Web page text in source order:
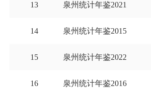
13 泉州统计年鉴2021
14 泉州统计年鉴2015
15 泉州统计年鉴2022
16 泉州统计年鉴2016